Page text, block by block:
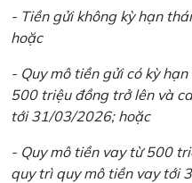
- Tiền gửi không kỳ hạn
hoặc
- Quy mô tiền gửi có kỳ
500 triệu đồng trở lên và
tới 31/03/2026; hoặc
- Quy mô tiền vay từ 500
quy trì quy mô tiền vay tới